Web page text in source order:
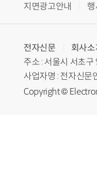
지면광고안내 행
전자신문
회사소
주소 : 서울시 서초
사업자명 : 전자신문
Copyright ©